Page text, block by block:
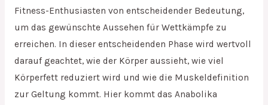
Fitness-Enthusiasten von entscheidender Bedeutung,
um das gewünschte Aussehen für Wettkämpfe zu
erreichen. In dieser entscheidenden Phase wird wertvoll
darauf geachtet, wie der Körper aussieht, wie viel
Körperfett reduziert wird und wie die Muskeldefinition
zur Geltung kommt. Hier kommt das Anabolika